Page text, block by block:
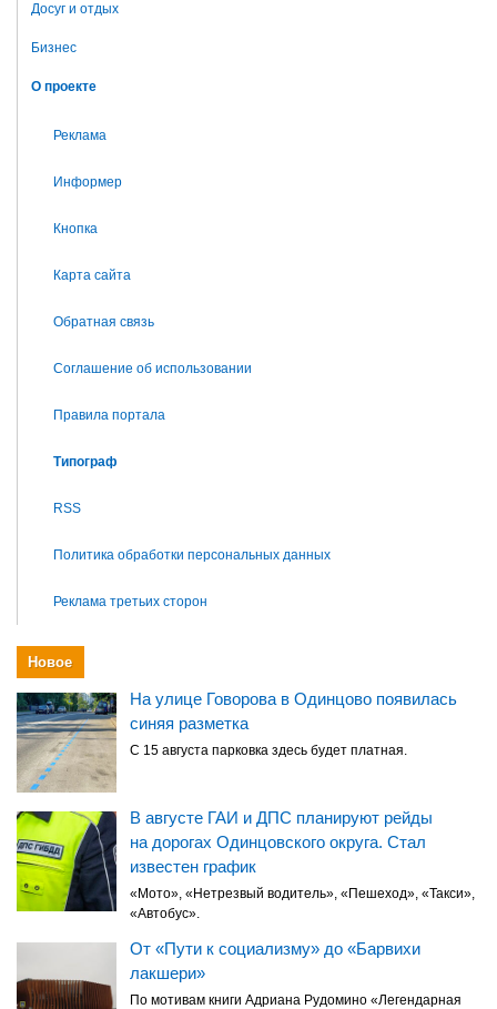
Досуг и отдых
Бизнес
О проекте
Реклама
Информер
Кнопка
Карта сайта
Обратная связь
Соглашение об использовании
Правила портала
Типограф
RSS
Политика обработки персональных данных
Реклама третьих сторон
Новое
На улице Говорова в Одинцово появилась
синяя разметка
С 15 августа парковка здесь будет платная.
В августе ГАИ и ДПС планируют рейды
на дорогах Одинцовского округа. Стал
известен график
«Мото», «Нетрезвый водитель», «Пешеход», «Такси»,
«Автобус».
От «Пути к социализму» до «Барвихи
лакшери»
По мотивам книги Адриана Рудомино «Легендарная